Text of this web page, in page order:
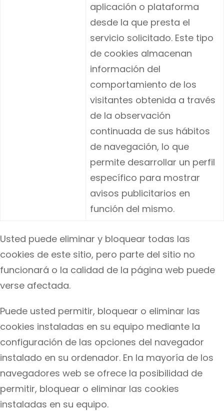
aplicación o plataforma
desde la que presta el
servicio solicitado. Este tipo
de cookies almacenan
información del
comportamiento de los
visitantes obtenida a través
de la observación
continuada de sus hábitos
de navegación, lo que
permite desarrollar un perfil
específico para mostrar
avisos publicitarios en
función del mismo.
Usted puede eliminar y bloquear todas las
cookies de este sitio, pero parte del sitio no
funcionará o la calidad de la página web puede
verse afectada.
Puede usted permitir, bloquear o eliminar las
cookies instaladas en su equipo mediante la
configuración de las opciones del navegador
instalado en su ordenador. En la mayoría de los
navegadores web se ofrece la posibilidad de
permitir, bloquear o eliminar las cookies
instaladas en su equipo.